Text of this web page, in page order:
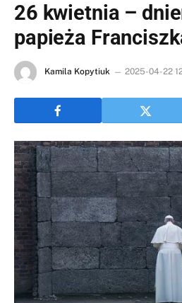
26 kwietnia –
papieża
Kamila Kopytiuk 2025-04-22